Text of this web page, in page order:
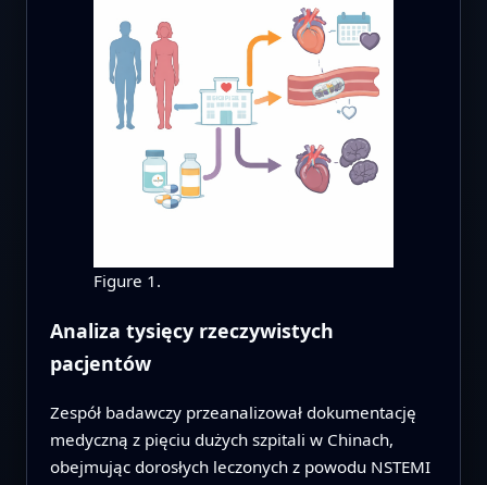
Figure 1.
Analiza tysięcy rzeczywistych
pacjentów
Zespół badawczy przeanalizował dokumentację
medyczną z pięciu dużych szpitali w Chinach,
obejmując dorosłych leczonych z powodu NSTEMI